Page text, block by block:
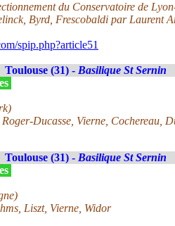
du Conservatoire de
Byrd, Frescobaldi par Laurent
spip.php?article51
Toulouse (31) - Basilique St Sernin
Ducasse, Vierne, Cochereau,
Toulouse (31) - Basilique St Sernin
Liszt, Vierne, Widor